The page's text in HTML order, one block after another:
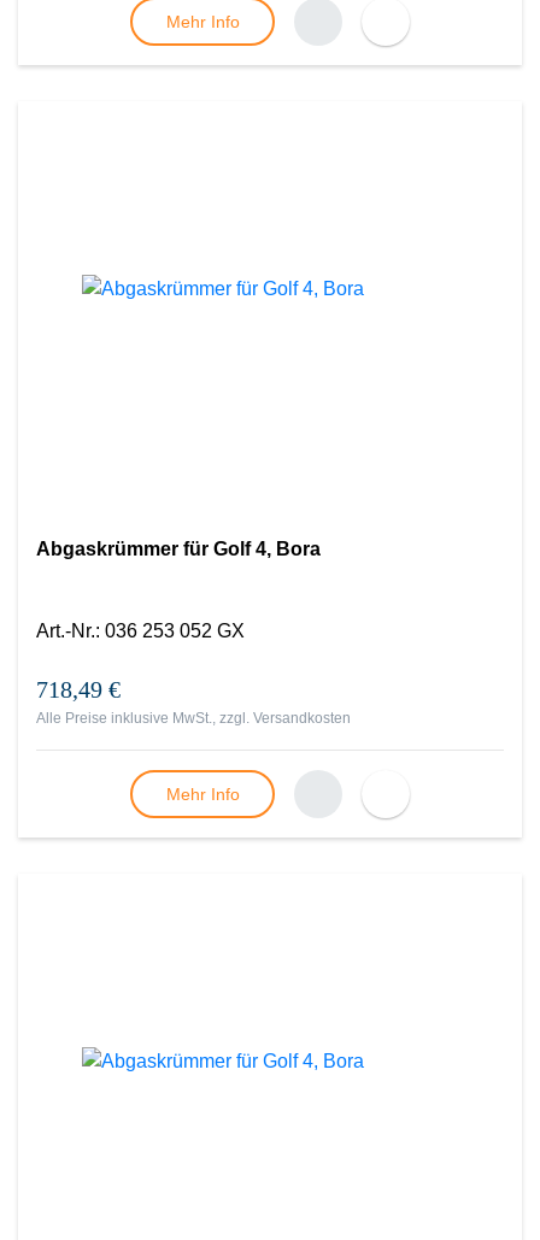
Mehr Info
Abgaskrümmer für Golf 4, Bora
Art.-Nr.: 036 253 052 GX
718,49 €
Alle Preise inklusive MwSt., zzgl. Versandkosten
Mehr Info